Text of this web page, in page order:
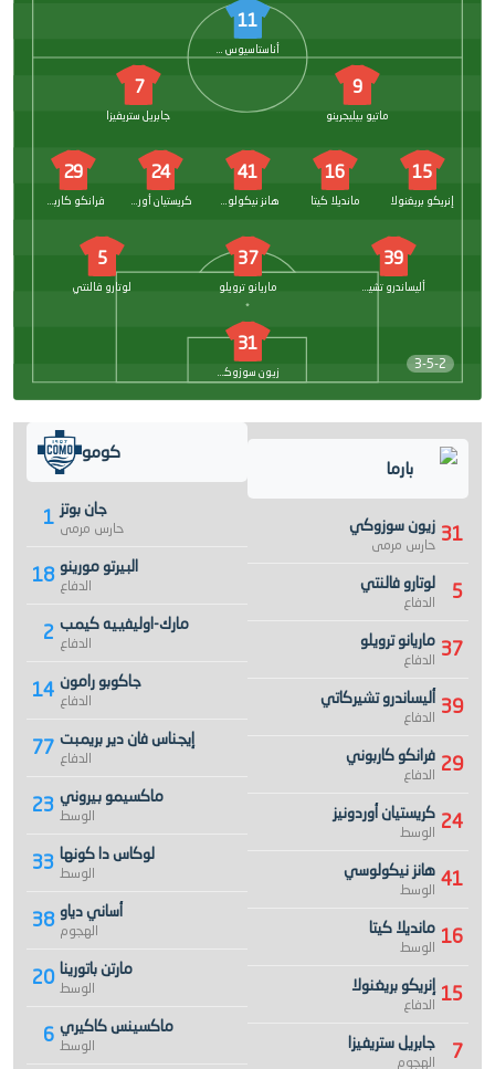
11
أناستاسيوس دوفيكاس
3-5-2
9
ماتيو بيليجرينو
7
جابريل ستريفيزا
15
إنريكو بريغنولا
16
مانديلا كيتا
41
هانز نيكولوسي
24
كريستيان أوردونيز
29
فرانكو كاربوني
39
أليساندرو تشيركاتي
37
ماريانو ترويلو
5
لوتارو فالنتي
31
زيون سوزوكي
كومو
1 جان بوتز
حارس مرمى
18 البيرتو مورينو
الدفاع
2 مارك-اوليفييه كيمب
الدفاع
14 جاكوبو رامون
الدفاع
77 إيجناس فان دير بريمبت
الدفاع
23 ماكسيمو بيروني
الوسط
33 لوكاس دا كونها
الوسط
38 أساني دياو
الهجوم
20 مارتن باتورينا
الوسط
6 ماكسينس كاكيري
الوسط
بارما
31 زيون سوزوكي
حارس مرمى
5 لوتارو فالنتي
الدفاع
37 ماريانو ترويلو
الدفاع
39 أليساندرو تشيركاتي
الدفاع
29 فرانكو كاربوني
الدفاع
24 كريستيان أوردونيز
الوسط
41 هانز نيكولوسي
الوسط
16 مانديلا كيتا
الوسط
15 إنريكو بريغنولا
الدفاع
7 جابريل ستريفيزا
الهجوم